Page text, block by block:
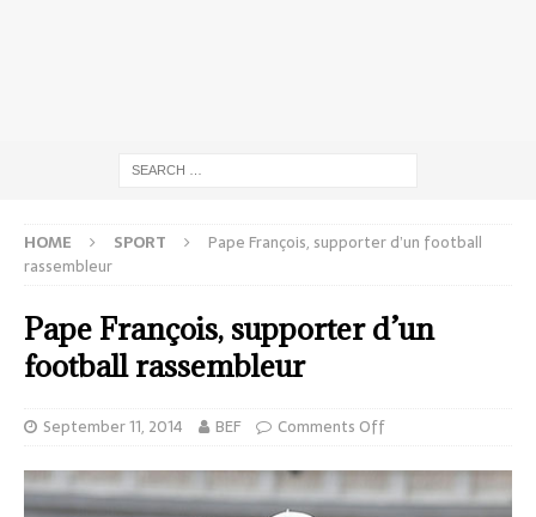
HOME SPORT
Pape François, supporter d’un football
rassembleur
Pape François, supporter d’un
football rassembleur
September 11, 2014 BEF Comments Off